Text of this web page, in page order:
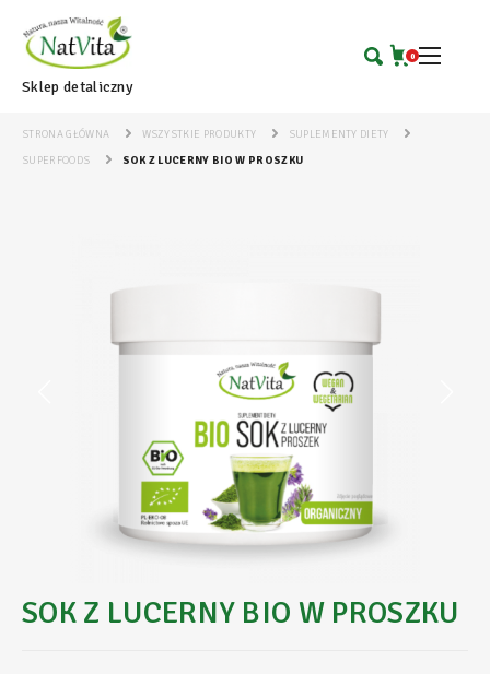
Sklep detaliczny
0
STRONA GŁÓWNA WSZYSTKIE PRODUKTY
SUPLEMENTY DIETY
SUPERFOODS
SOK Z LUCERNY BIO W PROSZKU
SOK Z LUCERNY BIO W PROSZKU